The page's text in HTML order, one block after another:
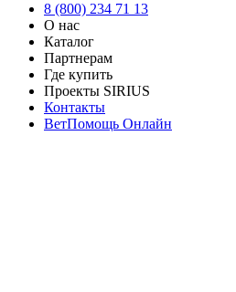
8 (800) 234 71 13
О нас
Каталог
Партнерам
Где купить
Проекты SIRIUS
Контакты
ВетПомощь Онлайн